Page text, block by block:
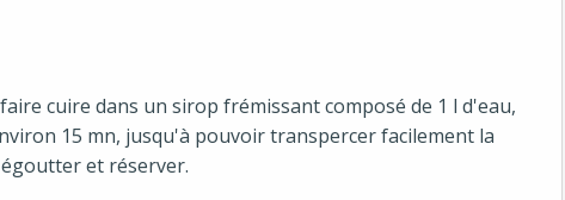
cuire dans un sirop frémissant composé de 1 l d'eau,
15 mn, jusqu'à pouvoir transpercer facilement la
et réserver.